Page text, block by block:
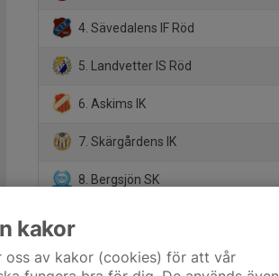
4. Sävedalens IF Röd
5. Landvetter IS Röd
6. Askims IK
7. Skärgårdens IK
8. Bergsjön SK
10. Frillesås FF
kakor
oss av kakor (cookies) för att vår